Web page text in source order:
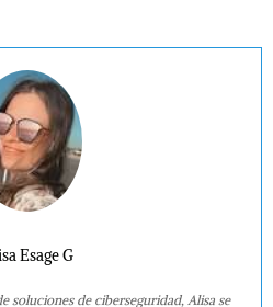
Esage G
soluciones de ciberseguridad, Alisa se